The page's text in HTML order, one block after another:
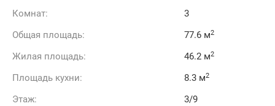
Комнат:
3
Общая площадь:
77.6 м2
Жилая площадь: 46.2 м2
Площадь кухни: 8.3 м2
Этаж:
3/9